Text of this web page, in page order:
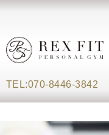
TEL:070-8446-3842